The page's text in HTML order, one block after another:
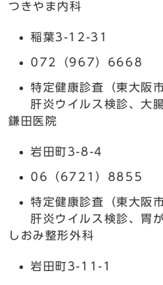
つきやま内科
稲葉3-12-31
072（967）6668
特定健康診査（東大阪
肝炎ウイルス検診、大
鎌田医院
岩田町3-8-4
06（6721）8855
特定健康診査（東大阪
肝炎ウイルス検診、胃
しおみ整形外科
岩田町3-11-1